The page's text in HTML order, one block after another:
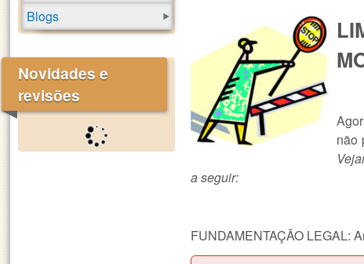
não
a seguir:
FUNDAMENTAÇÃO LEGAL:
Blogs
Novidades e
revisões